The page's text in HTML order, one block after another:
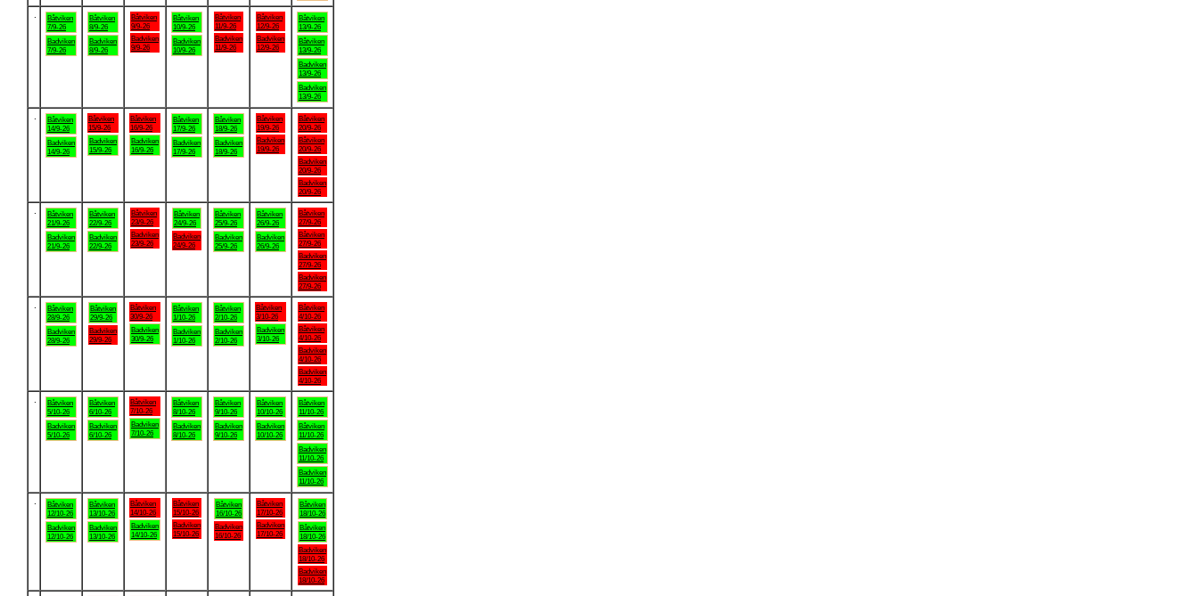
Båtviken
7/9-26
Badviken
7/9-26
Båtviken
8/9-26
Badviken
8/9-26
Båtviken
9/9-26
Badviken
9/9-26
Båtviken
10/9-26
Badviken
10/9-26
Båtviken
11/9-26
Badviken
11/9-26
Båtviken
12/9-26
Badviken
12/9-26
Båtviken
13/9-26
Båtviken
13/9-26
Badviken
13/9-26
Badviken
13/9-26
Båtviken
14/9-26
Badviken
14/9-26
Båtviken
15/9-26
Badviken
15/9-26
Båtviken
16/9-26
Badviken
16/9-26
Båtviken
17/9-26
Badviken
17/9-26
Båtviken
18/9-26
Badviken
18/9-26
Båtviken
19/9-26
Badviken
19/9-26
Båtviken
20/9-26
Båtviken
20/9-26
Badviken
20/9-26
Badviken
20/9-26
Båtviken
21/9-26
Badviken
21/9-26
Båtviken
22/9-26
Badviken
22/9-26
Båtviken
23/9-26
Badviken
23/9-26
Båtviken
24/9-26
Badviken
24/9-26
Båtviken
25/9-26
Badviken
25/9-26
Båtviken
26/9-26
Badviken
26/9-26
Båtviken
27/9-26
Båtviken
27/9-26
Badviken
27/9-26
Badviken
27/9-26
Båtviken
28/9-26
Badviken
28/9-26
Båtviken
29/9-26
Badviken
29/9-26
Båtviken
30/9-26
Badviken
30/9-26
Båtviken
1/10-26
Badviken
1/10-26
Båtviken
2/10-26
Badviken
2/10-26
Båtviken
3/10-26
Badviken
3/10-26
Båtviken
4/10-26
Båtviken
4/10-26
Badviken
4/10-26
Badviken
4/10-26
Båtviken
5/10-26
Badviken
5/10-26
Båtviken
6/10-26
Badviken
6/10-26
Båtviken
7/10-26
Badviken
7/10-26
Båtviken
8/10-26
Badviken
8/10-26
Båtviken
9/10-26
Badviken
9/10-26
Båtviken
10/10-26
Badviken
10/10-26
Båtviken
11/10-26
Båtviken
11/10-26
Badviken
11/10-26
Badviken
11/10-26
Båtviken
12/10-26
Badviken
12/10-26
Båtviken
13/10-26
Badviken
13/10-26
Båtviken
14/10-26
Badviken
14/10-26
Båtviken
15/10-26
Badviken
15/10-26
Båtviken
16/10-26
Badviken
16/10-26
Båtviken
17/10-26
Badviken
17/10-26
Båtviken
18/10-26
Båtviken
18/10-26
Badviken
18/10-26
Badviken
18/10-26